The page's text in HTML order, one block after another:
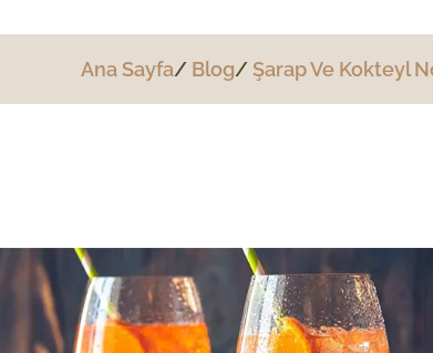
Ana Sayfa Blog Şarap Ve Kokteyl